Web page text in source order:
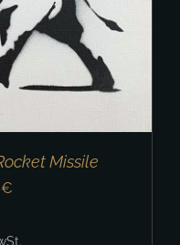
Missile
€